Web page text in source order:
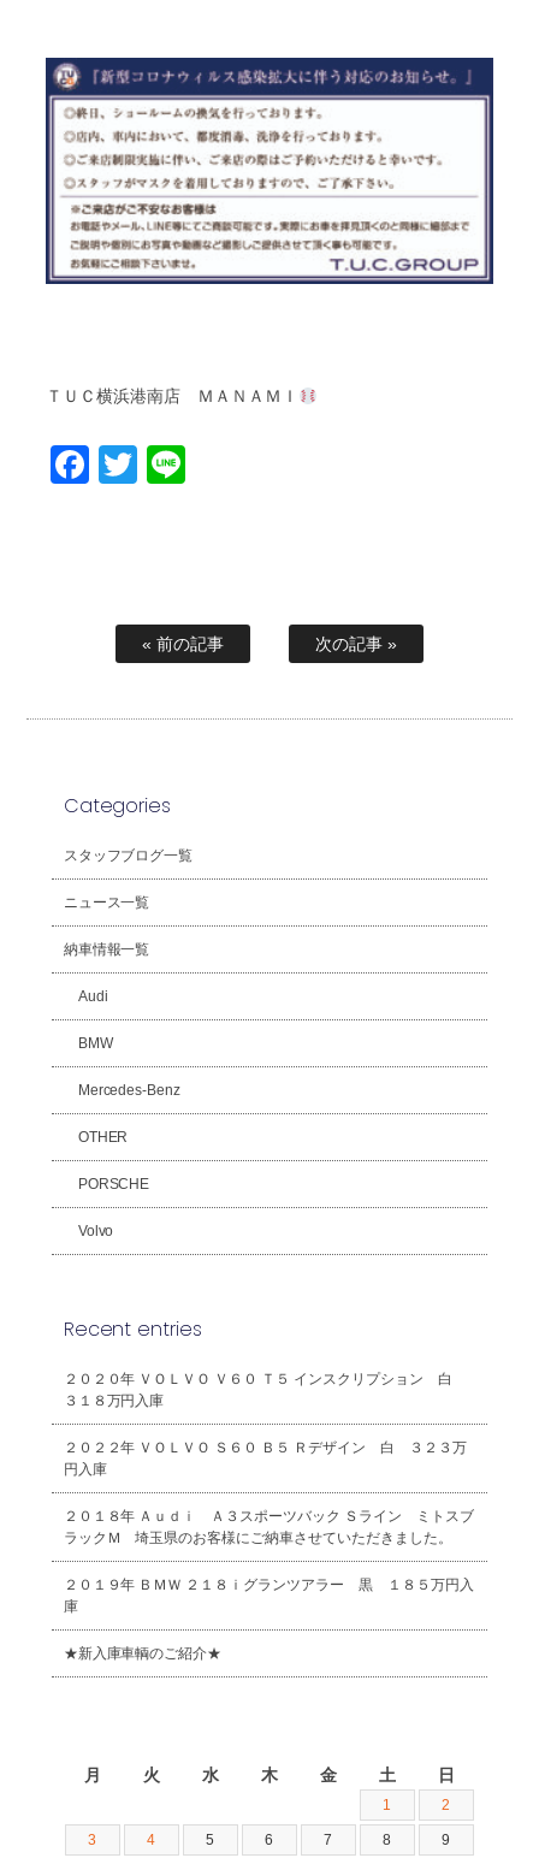
ＴＵＣ横浜港南店 ＭＡＮＡＭＩ
Facebook
Twitter
« 前の記事 次の記事 »
Categories
スタッフブログ一覧
ニュース一覧
納車情報一覧
Audi
BMW
Mercedes-Benz
OTHER
PORSCHE
Volvo
Recent entries
２０２０年 ＶＯＬＶＯ Ｖ６０ Ｔ５ インスクリプション 白
３１８万円入庫
２０２２年 ＶＯＬＶＯ Ｓ６０ Ｂ５ Ｒデザイン 白 ３２３万
円入庫
２０１８年 Ａｕｄｉ Ａ３スポーツバック Ｓライン ミトスブ
ラックＭ 埼玉県のお客様にご納車させていただきました。
２０１９年 ＢＭＷ ２１８ｉグランツアラー 黒 １８５万円入
庫
★新入庫車輌のご紹介★
月 火 水 木 金 土 日
1 2
3 4 5 6 7 8 9